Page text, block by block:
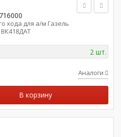
хода для а/м Газель
2 шт.
Аналоги
В корзину